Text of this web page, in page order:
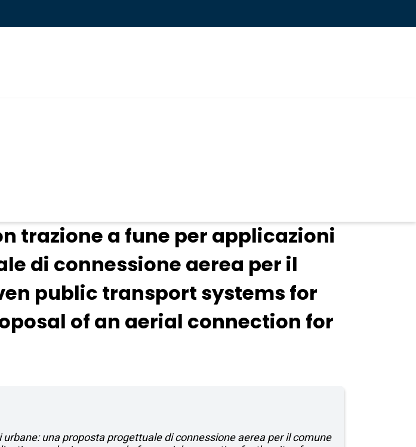
trazione a fune per applicazioni
di connessione aerea per il
public transport systems for
of an aerial connection for
una proposta progettuale di connessione aerea per il comune